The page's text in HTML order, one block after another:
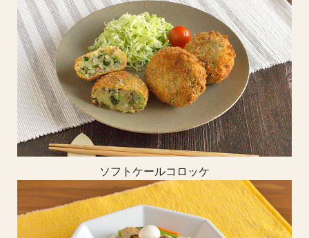
ソフトケールコロッケ